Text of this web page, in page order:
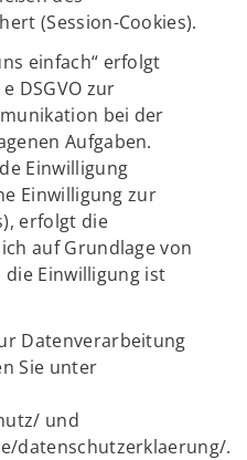
(Session-Cookies).
einfach“ erfolgt
DSGVO zur
bei der
Aufgaben.
Einwilligung
Einwilligung zur
erfolgt die
auf Grundlage von
die Einwilligung ist
Datenverarbeitung
Sie unter
und
datenschutzerklaerung/.